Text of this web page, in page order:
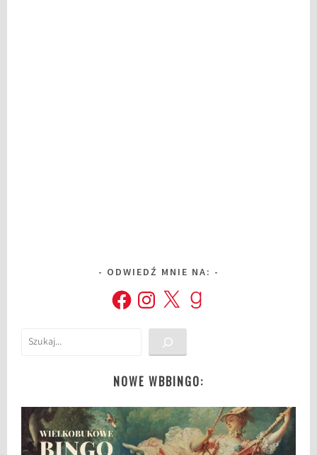
ODWIEDŹ MNIE NA:
FacebookInstagram
X Goodreads
Szukaj
NOWE WBBINGO: